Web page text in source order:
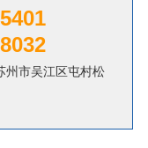
州市吴江区屯村松